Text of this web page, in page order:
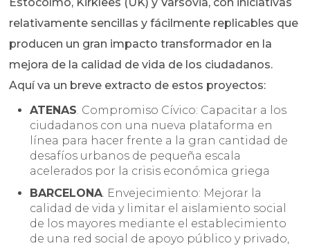
relativamente sencillas y fácilmente replicables que
producen un gran impacto transformador en la
mejora de la calidad de vida de los ciudadanos.
Aquí va un breve extracto de estos proyectos:
ATENAS. Compromiso Cívico: Capacitar a los
ciudadanos con una nueva plataforma en
línea para hacer frente a la gran cantidad de
desafíos urbanos de pequeña escala
acelerados por la crisis económica griega
BARCELONA. Envejecimiento: Mejorar la
calidad de vida y limitar el aislamiento social
de los mayores mediante el establecimiento
de una red social de apoyo público y privado,